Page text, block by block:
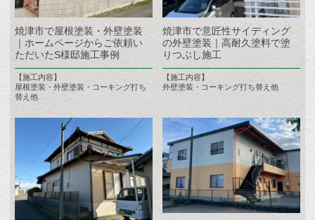
焼津市で屋根塗装・外壁塗装
｜ホームページからご依頼い
ただいたS様邸施工事例
【施工内容】
屋根塗装・外壁塗装・コーキング打ち
替え他
焼津市で意匠性サイディング
の外壁塗装｜高耐久塗料で塗
りつぶし施工
【施工内容】
外壁塗装・コーキング打ち替え他